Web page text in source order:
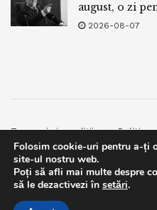
august, o zi
2026-08-07
Termeni si conditii
Politica
Facebook
Contact
© 2019bpnews- Business &
Folosim cookie-uri pentru a-ți
site-ul nostru web.
Poți să afli mai multe despre
să le dezactivezi în setări.
This website uses GDPR
website you are giving